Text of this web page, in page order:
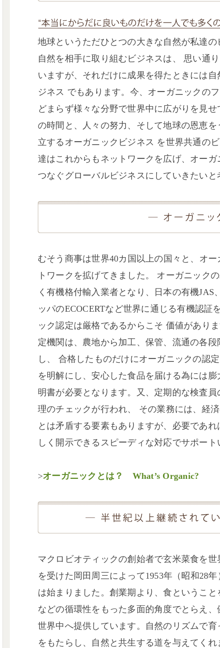
地球というただひとつの大きな自然が私達
自然を相手に取り組むビジネスは、 思い通
いますが、それだけに成果を得たときには
ジネス でもあります。今、オーガニックの
どまらず様々な分野で世界中に広がりを見
の時間と、人々の努力、そして地球の恩恵
立するオーガニックビジネス を世界共通の
達はこれからもネットワークを広げ、オー
つなぐグローバルビジネスにしていきたい
むそう商事は世界40カ国以上の国々と、オ
トワークを拡げてきました。 オーガニック
く有機格付輸入業者となり、日本の有機JAS
ッパのECOCERTなど世界に通じる有機認証
ック認定は厳格であるからこそ 価値があり
定機関は、農地から加工、保管、流通の各
し、 合格したものだけにオーガニックの認
を明解にし、安心した食品を届ける為には
明書が必要となります。又、定期的な検査
理のチェックが行われ、 その業務には、経
とは矛盾する要素もありますが、必要であ
しく開示できるスピーディな対応でサポー
>オーガニックとは？ What’s Organic?
マクロビオティックの創始者で玄米菜食を
を受けた岡田周三によって1953年（昭和28
は始まりました。創業期より、食というこ
などの循環性をもった多面的角度でとらえ
世界中へ提供しています。自然のリズムで
をもたらし、自然と共生する道を与えてく